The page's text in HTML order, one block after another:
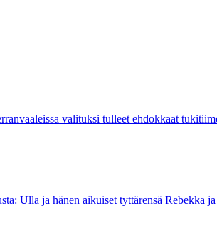
valituksi tulleet ehdokkaat
Ulla ja hänen aikuiset tyttärensä Rebekka